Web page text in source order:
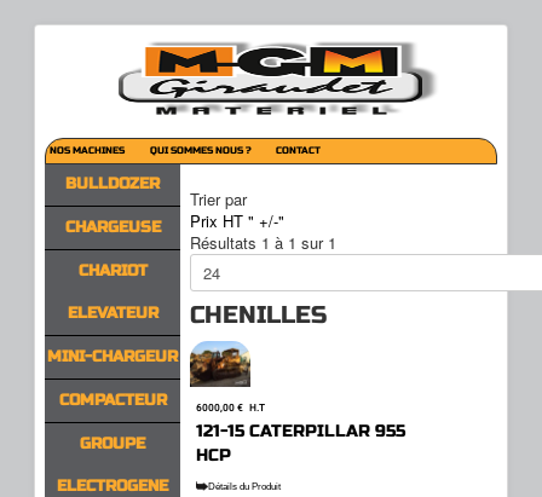
BULLDOZER
CHARGEUSE
CHARIOT
ELEVATEUR
MINI-CHARGEUR
COMPACTEUR
GROUPE
ELECTROGENE
NOS MACHINES QUI SOMMES NOUS ? CONTACT
Trier par
Prix HT " +/-"
Résultats 1 à 1 sur 1
CHENILLES
6000,00 € H.T
121-15 CATERPILLAR 955
HCP
Détails du Produit